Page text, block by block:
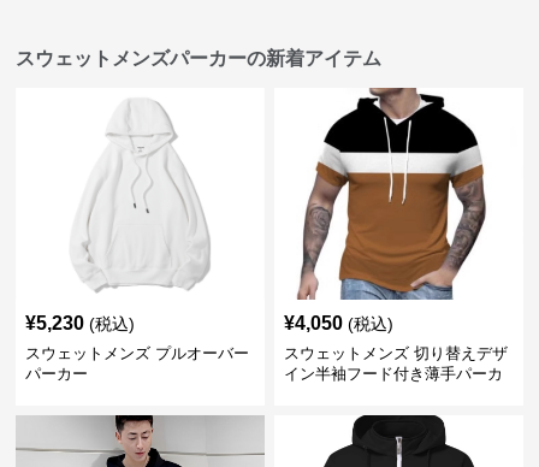
スウェットメンズパーカーの新着アイテム
¥5,230 (税込)
スウェットメンズ プルオーバー
パーカー
¥4,050 (税込)
スウェットメンズ 切り替えデザ
イン半袖フード付き薄手パーカ